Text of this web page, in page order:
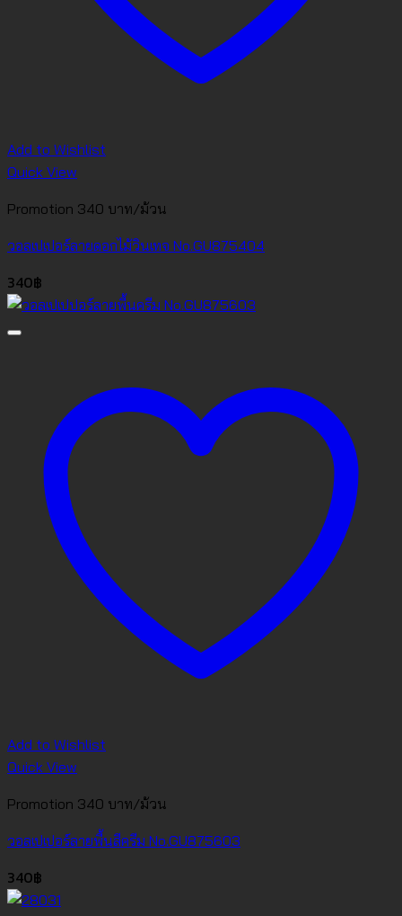
Add to Wishlist
Quick View
Promotion 340 บาท/ม้วน
วอลเปเปอร์ลายดอกไม้วินเทจ No.GU875404
340฿
Add to Wishlist
Quick View
Promotion 340 บาท/ม้วน
วอลเปเปอร์ลายพื้นสีครีม No.GU875603
340฿